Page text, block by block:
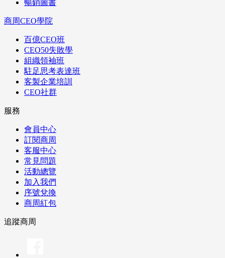
暢銷圖書
商周CEO學院
百億CEO班
CEO50失敗學
組織領袖班
駐足思考表達班
客製企業培訓
CEO社群
服務
會員中心
訂閱商周
客服中心
常見問題
活動總覽
加入我們
序號兌換
商周紅包
追蹤商周